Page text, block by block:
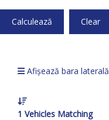
Calculează Clear
Afișează bara laterală
1 Vehicles Matching